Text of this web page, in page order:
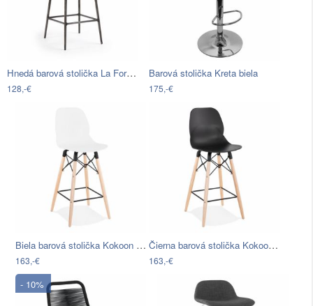
Hnedá barová stolička La Forma, výška…
128,-€
Barová stolička Kreta biela
175,-€
Biela barová stolička Kokoon Marcel…
163,-€
Čierna barová stolička Kokoon Marcel…
163,-€
- 10%